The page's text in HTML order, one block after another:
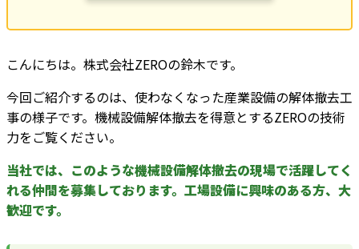
こんにちは。株式会社ZEROの鈴木です。
今回ご紹介するのは、使わなくなった産業設備の解体撤去工
事の様子です。機械設備解体撤去を得意とするZEROの技術
力をご覧ください。
当社では、このような機械設備解体撤去の現場で活躍してく
れる仲間を募集しております。工場設備に興味のある方、大
歓迎です。